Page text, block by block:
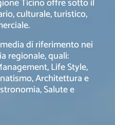
culturale, turistico,
di riferimento nei
regionale, quali:
Life Style,
Architettura e
Salute e